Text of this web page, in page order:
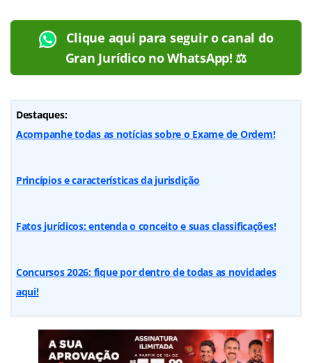
Clique aqui para seguir o canal do
Gran Jurídico no WhatsApp! ⚖️
Destaques:
Acompanhe todas as notícias sobre o Exame de Ordem!
Princípios e características da jurisdição
Fatos jurídicos: entenda o conceito e suas classificações!
Concursos 2026: fique por dentro de todas as novidades
aqui!